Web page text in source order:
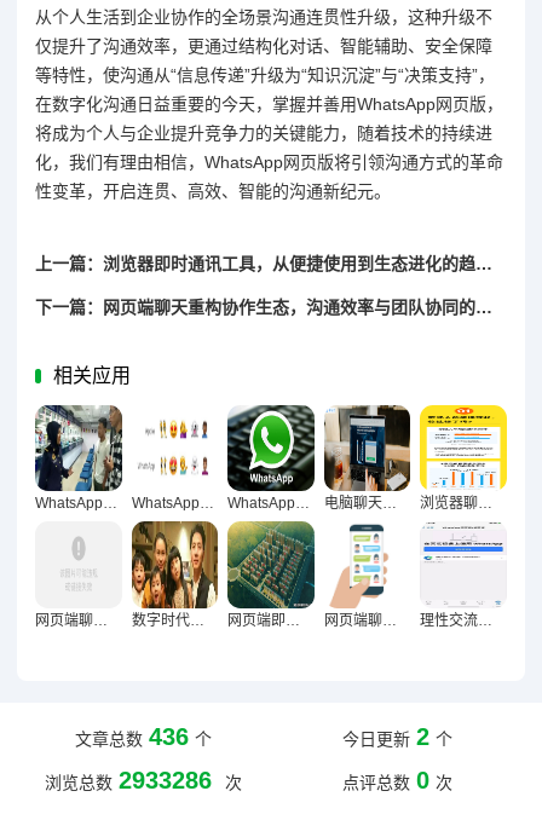
从个人生活到企业协作的全场景沟通连贯性升级，这种升级不
仅提升了沟通效率，更通过结构化对话、智能辅助、安全保障
等特性，使沟通从“信息传递”升级为“知识沉淀”与“决策支持”，
在数字化沟通日益重要的今天，掌握并善用WhatsApp网页版，
将成为个人与企业提升竞争力的关键能力，随着技术的持续进
化，我们有理由相信，WhatsApp网页版将引领沟通方式的革命
性变革，开启连贯、高效、智能的沟通新纪元。
上一篇：浏览器即时通讯工具，从便捷使用到生态进化的趋势之路
下一篇：网页端聊天重构协作生态，沟通效率与团队协同的深度变革
相关应用
WhatsApp网页版，沟通规划效率提升的新引擎 WhatsApp网页版任务跟进实战，沟通增效与协作升级的全方位赋能 WhatsApp网页版长期办公适用性深度解析 电脑聊天的双刃剑效应，复杂信息处理中技术优势与认知局限的深度剖析 浏览器聊天，重构职场沟通生态的破局者与新常态
数字时代理性表达革命，电脑聊天重构人类沟通逻辑 网页端聊天重塑现代沟通新范式
文章总数 436 个 今日更新 2 个
浏览总数 2933286 次 点评总数 0 次